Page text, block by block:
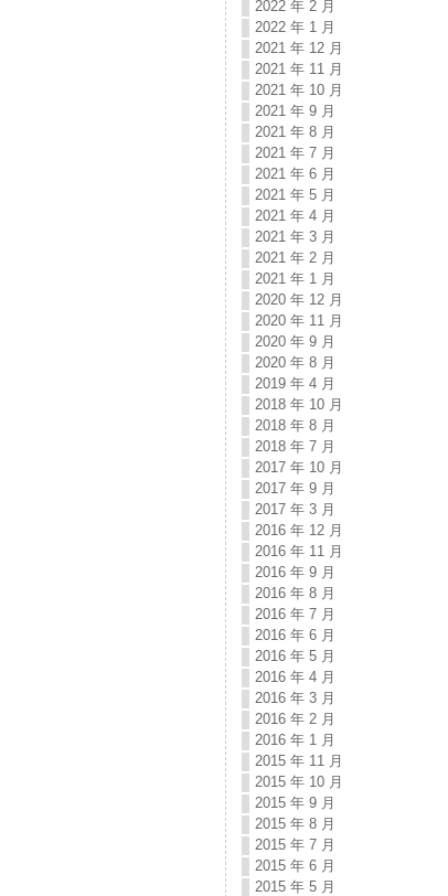
2022 年 2 月
2022 年 1 月
2021 年 12 月
2021 年 11 月
2021 年 10 月
2021 年 9 月
2021 年 8 月
2021 年 7 月
2021 年 6 月
2021 年 5 月
2021 年 4 月
2021 年 3 月
2021 年 2 月
2021 年 1 月
2020 年 12 月
2020 年 11 月
2020 年 9 月
2020 年 8 月
2019 年 4 月
2018 年 10 月
2018 年 8 月
2018 年 7 月
2017 年 10 月
2017 年 9 月
2017 年 3 月
2016 年 12 月
2016 年 11 月
2016 年 9 月
2016 年 8 月
2016 年 7 月
2016 年 6 月
2016 年 5 月
2016 年 4 月
2016 年 3 月
2016 年 2 月
2016 年 1 月
2015 年 11 月
2015 年 10 月
2015 年 9 月
2015 年 8 月
2015 年 7 月
2015 年 6 月
2015 年 5 月